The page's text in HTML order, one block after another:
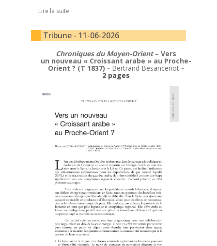
Lire la suite
Tribune - 11-06-2026
Chroniques du Moyen-Orient– Vers
un nouveau « Croissant arabe » au Proche-
Orient ? (T 1837) - Bertrand Besancenot-
2 pages